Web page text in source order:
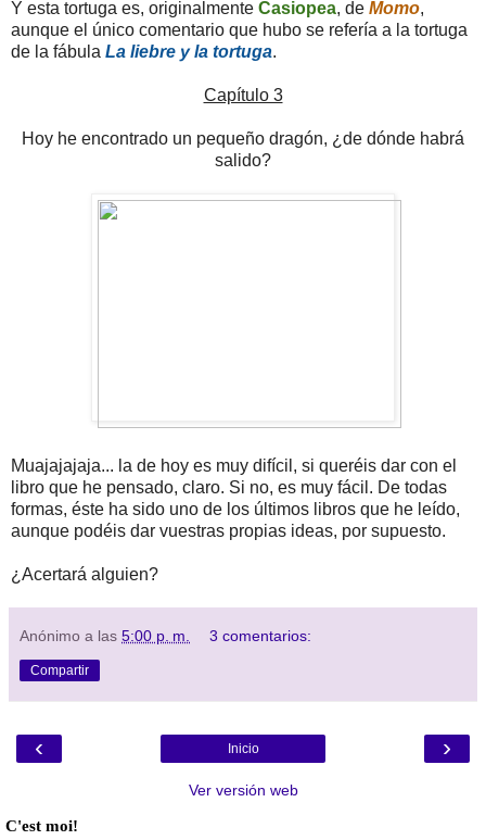
Y esta tortuga es, originalmente Casiopea, de Momo,
aunque el único comentario que hubo se refería a la tortuga
de la fábula La liebre y la tortuga.
Capítulo 3
Hoy he encontrado un pequeño dragón, ¿de dónde habrá
salido?
Muajajajaja... la de hoy es muy difícil, si queréis dar con el
libro que he pensado, claro. Si no, es muy fácil. De todas
formas, éste ha sido uno de los últimos libros que he leído,
aunque podéis dar vuestras propias ideas, por supuesto.
¿Acertará alguien?
Anónimo a las 5:00 p. m. 3 comentarios:
Compartir
‹ ›
Inicio
Ver versión web
C'est moi!